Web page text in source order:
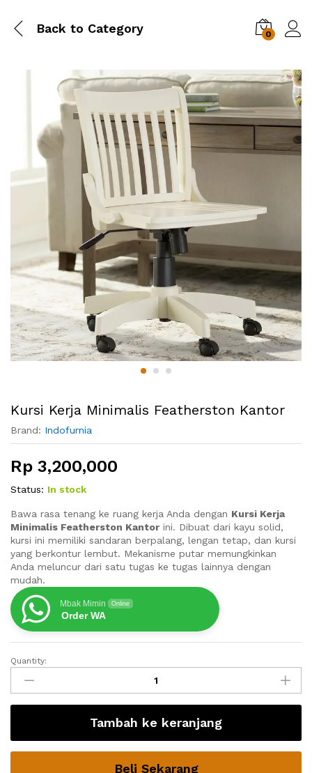
Back to Category 0
Kursi Kerja Minimalis Featherston Kantor
Brand: Indofurnia
Rp 3,200,000
Status: In stock
Bawa rasa tenang ke ruang kerja Anda dengan Kursi Kerja
Minimalis Featherston Kantor ini. Dibuat dari kayu solid,
kursi ini memiliki sandaran berpalang, lengan tetap, dan kursi
yang berkontur lembut. Mekanisme putar memungkinkan
Anda meluncur dari satu tugas ke tugas lainnya dengan
mudah.
Mbak Mimin Online
Order WA
Kursi
Kerja
Minimalis
Featherston
quantity
Quantity:
Tambah ke keranjang
Beli Sekarang